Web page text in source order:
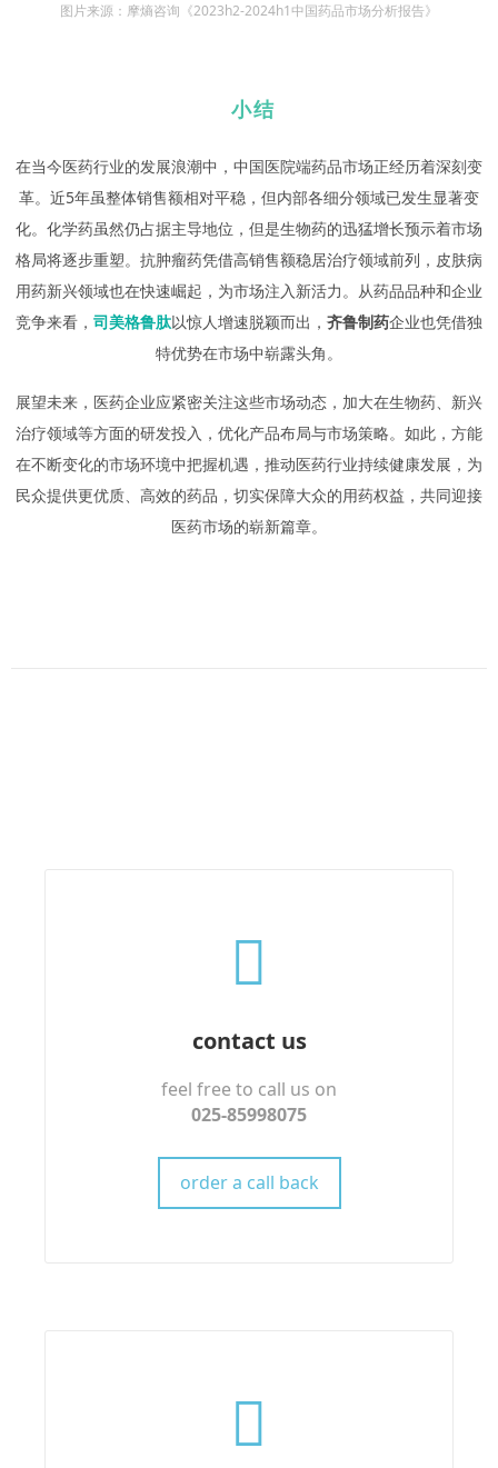
图片来源：摩熵咨询《2023h2-2024h1中国药品市场分析报告》
小结
在当今医药行业的发展浪潮中，中国医院端药品市场正经历着深刻变
革。近5年虽整体销售额相对平稳，但内部各细分领域已发生显著变
化。化学药虽然仍占据主导地位，但是生物药的迅猛增长预示着市场
格局将逐步重塑。抗肿瘤药凭借高销售额稳居治疗领域前列，皮肤病
用药新兴领域也在快速崛起，为市场注入新活力。从药品品种和企业
竞争来看， 司美格鲁肽以惊人增速脱颖而出， 齐鲁制药企业也凭借独
特优势在市场中崭露头角。
展望未来，医药企业应紧密关注这些市场动态，加大在生物药、新兴
治疗领域等方面的研发投入，优化产品布局与市场策略。如此，方能
在不断变化的市场环境中把握机遇，推动医药行业持续健康发展，为
民众提供更优质、高效的药品，切实保障大众的用药权益，共同迎接
医药市场的崭新篇章。
contact us
feel free to call us on
025-85998075
order a call back